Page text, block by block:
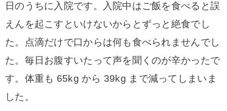
日のうちに入院です。入院中はご飯を食べると誤
えんを起こすといけないからとずっと絶食でし
た。点滴だけで口からは何も食べられませんでし
た。毎日お腹すいたって声を聞くのが辛かったで
す。体重も 65kg から 39kg まで減ってしまいま
した。